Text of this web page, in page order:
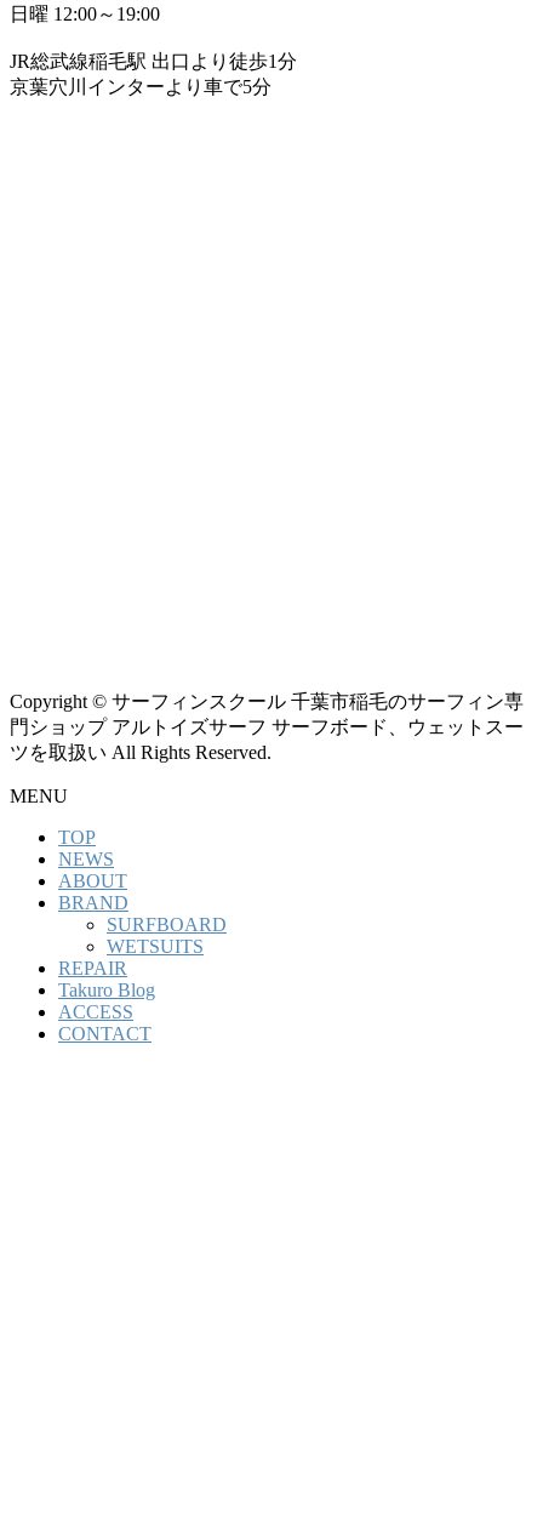
日曜 12:00～19:00
JR総武線稲毛駅 出口より徒歩1分
京葉穴川インターより車で5分
Copyright © サーフィンスクール 千葉市稲毛のサーフィン専
門ショップ アルトイズサーフ サーフボード、ウェットスー
ツを取扱い All Rights Reserved.
MENU
TOP
NEWS
ABOUT
BRAND
SURFBOARD
WETSUITS
REPAIR
Takuro Blog
ACCESS
CONTACT